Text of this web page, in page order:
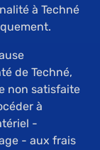
à Techné
de Techné,
non satisfaite
à
-
- aux frais